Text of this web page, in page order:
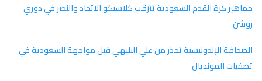
جماهير كرة القدم السعودية تترقب كلاسيكو الاتحاد والنصر في دوري
روشن
الصحافة الإندونيسية تحذر من علي البليهي قبل مواجهة السعودية في
تصفيات المونديال